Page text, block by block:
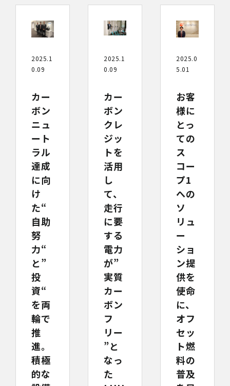
2025.1
0.09
カー
ボン
ニュ
ート
ラル
達成
に向
け
た“
自助
努
力“
と”
投
資“
を両
輪で
推
進。
積極
的な
2025.1
0.09
カー
ボン
クレ
ジッ
トを
活用
し
て、
走行
に要
する
電力
が”
実質
カー
ボン
フ
リー
”と
なっ
た
2025.0
5.01
お客
様に
とっ
ての
ス
コー
プ1
への
ソ
リュ
ー
ショ
ン提
供を
使命
に、
オフ
セッ
ト燃
料の
普及